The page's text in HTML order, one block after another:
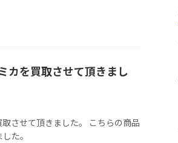
カを買取させて頂きまし
させて頂きました。 こちらの商品
た。